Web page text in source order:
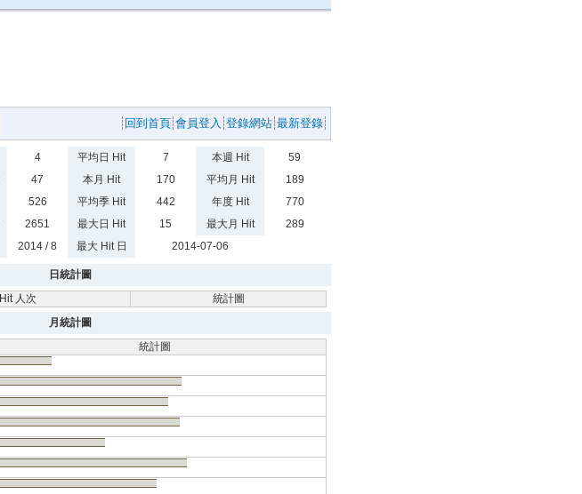
回到首頁 會員登入 登錄網站 最新登錄
4 平均日 Hit 7 本週 Hit
59
47 本月 Hit 170 平均月 Hit
189
526 平均季 Hit 442 年度 Hit
770
2651 最大日 Hit 15 最大月 Hit
289
2014 / 8 最大 Hit 日 2014-07-06
日統計圖
Hit 人次
統計圖
月統計圖
統計圖